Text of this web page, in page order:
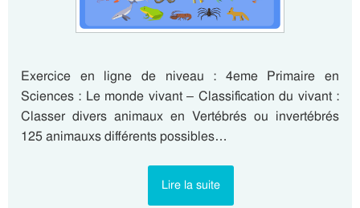
Exercice en ligne de niveau : 4eme Primaire en
Sciences : Le monde vivant – Classification du vivant :
Classer divers animaux en Vertébrés ou invertébrés
125 animauxs différents possibles…
Lire la suite